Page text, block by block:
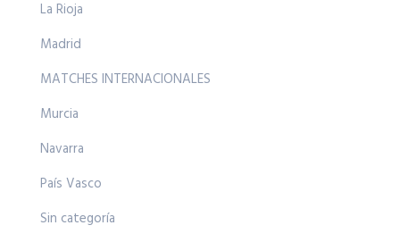
La Rioja
Madrid
MATCHES INTERNACIONALES
Murcia
Navarra
País Vasco
Sin categoría